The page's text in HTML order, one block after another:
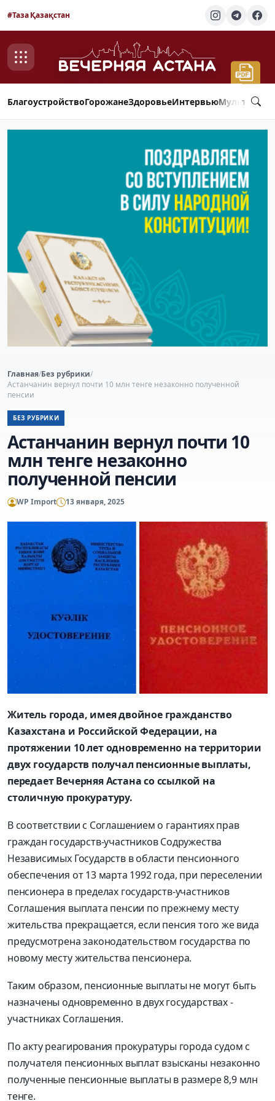
#Таза Қазақстан
БлагоустройствоГорожанеЗдоровьеИнтервью
Главная/Без рубрики/
Астанчанин вернул почти 10 млн тенге незаконно полученной
пенсии
БЕЗ РУБРИКИ
Астанчанин вернул почти 10
млн тенге незаконно
полученной пенсии
WP Import 13 января, 2025
Житель города, имея двойное гражданство
Казахстана и Российской Федерации, на
протяжении 10 лет одновременно на территории
двух государств получал пенсионные выплаты,
передает Вечерняя Астана со ссылкой на
столичную прокуратуру.
В соответствии с Соглашением о гарантиях прав
граждан государств-участников Содружества
Независимых Государств в области пенсионного
обеспечения от 13 марта 1992 года, при переселении
пенсионера в пределах государств-участников
Соглашения выплата пенсии по прежнему месту
жительства прекращается, если пенсия того же вида
предусмотрена законодательством государства по
новому месту жительства пенсионера.
Таким образом, пенсионные выплаты не могут быть
назначены одновременно в двух государствах -
участниках Соглашения.
По акту реагирования прокуратуры города судом с
получателя пенсионных выплат взысканы незаконно
полученные пенсионные выплаты в размере 8,9 млн
тенге.